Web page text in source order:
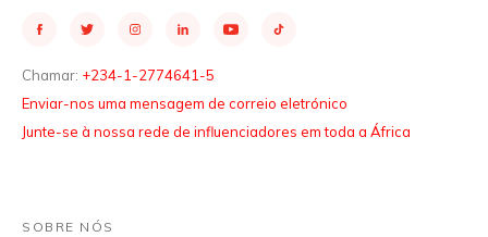
Chamar: +234-1-2774641-5
Enviar-nos uma mensagem de correio eletrónico
Junte-se à nossa rede de influenciadores em toda a África
SOBRE NÓS